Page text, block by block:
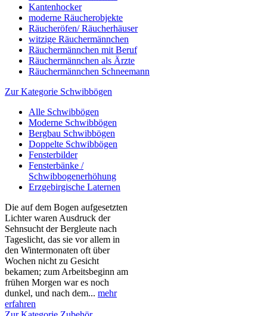
Kantenhocker
moderne Räucherobjekte
Räucheröfen/ Räucherhäuser
witzige Räuchermännchen
Räuchermännchen mit Beruf
Räuchermännchen als Ärzte
Räuchermännchen Schneemann
Zur Kategorie Schwibbögen
Alle Schwibbögen
Moderne Schwibbögen
Bergbau Schwibbögen
Doppelte Schwibbögen
Fensterbilder
Fensterbänke /
Schwibbogenerhöhung
Erzgebirgische Laternen
Die auf dem Bogen aufgesetzten
Lichter waren Ausdruck der
Sehnsucht der Bergleute nach
Tageslicht, das sie vor allem in
den Wintermonaten oft über
Wochen nicht zu Gesicht
bekamen; zum Arbeitsbeginn am
frühen Morgen war es noch
dunkel, und nach dem... mehr
erfahren